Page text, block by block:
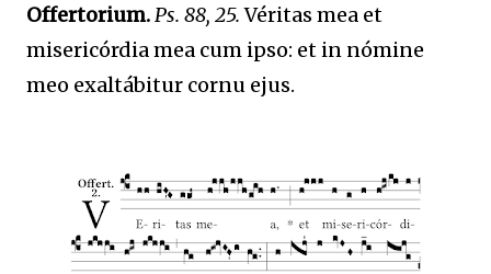
Offertorium.Ps. 88, 25.Véritas mea et
misericórdia mea cum ipso: et in nómine
meo exaltábitur cornu ejus.